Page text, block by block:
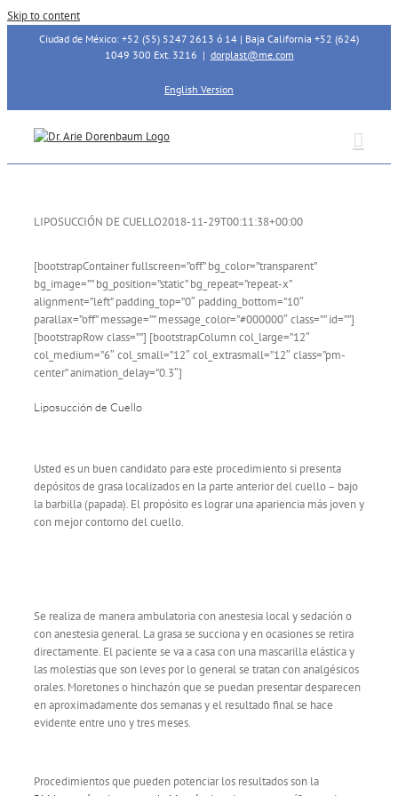
Skip to content
Ciudad de México: +52 (55) 5247 2613 ó 14 | Baja California +52 (624)
1049 300 Ext. 3216 | dorplast@me.com
English Version
LIPOSUCCIÓN DE CUELLO2018-11-29T00:11:38+00:00
[bootstrapContainer fullscreen=”off” bg_color=”transparent”
bg_image=”” bg_position=”static” bg_repeat=”repeat-x”
alignment=”left” padding_top=”0″ padding_bottom=”10″
parallax=”off” message=”” message_color=”#000000″ class=”” id=””]
[bootstrapRow class=””] [bootstrapColumn col_large=”12″
col_medium=”6″ col_small=”12″ col_extrasmall=”12″ class=”pm-
center” animation_delay=”0.3″]
Liposucción de Cuello
Usted es un buen candidato para este procedimiento si presenta
depósitos de grasa localizados en la parte anterior del cuello – bajo
la barbilla (papada). El propósito es lograr una apariencia más joven y
con mejor contorno del cuello.
Se realiza de manera ambulatoria con anestesia local y sedación o
con anestesia general. La grasa se succiona y en ocasiones se retira
directamente. El paciente se va a casa con una mascarilla elástica y
las molestias que son leves por lo general se tratan con analgésicos
orales. Moretones o hinchazón que se puedan presentar desparecen
en aproximadamente dos semanas y el resultado final se hace
evidente entre uno y tres meses.
Procedimientos que pueden potenciar los resultados son la